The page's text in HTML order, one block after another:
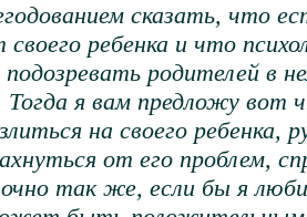
сказать, что
ребенка и что
родителей в
я вам предложу вот
на своего ребенка,
от его проблем,
так же, если бы я